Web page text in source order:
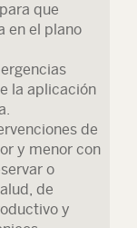
que
en el plano
la aplicación
de
y menor con
o
de
y